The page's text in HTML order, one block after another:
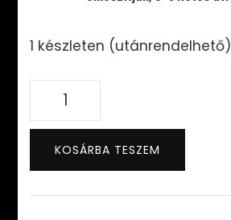
1 készleten (utánrendelhető)
Violet
Dress
mennyiség
KOSÁRBA TESZEM